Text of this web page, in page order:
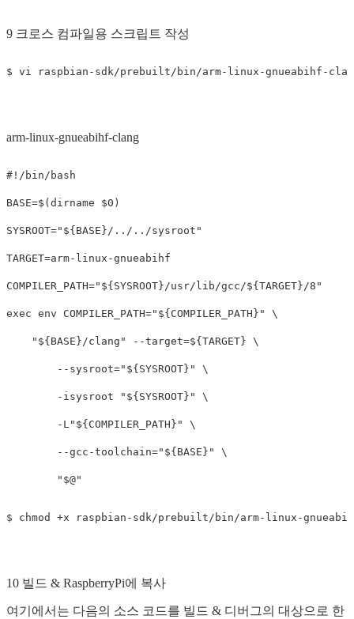
9 크로스 컴파일용 스크립트 작성
arm-linux-gnueabihf-clang
#!/bin/bash
BASE=$( dirname $0 )
SYSROOT=" ${ BASE }/../../sysroot"
TARGET=
COMPILER_PATH=" ${ SYSROOT }/usr/lib/gcc/${ TARGET }/8"
exec env COMPILER_PATH=" ${ COMPILER_PATH } " \
" ${ BASE }/clang" --target=${ TARGET } \
--sysroot=" ${ SYSROOT } " \
-isysroot " ${ SYSROOT } " \
-L" ${ COMPILER_PATH } " \
--gcc-toolchain=" ${ BASE } " \
" $@"
10 빌드 & RaspberryPi에 복사
여기에서는 다음의 소스 코드를 빌드 & 디버그의 대상으로 한